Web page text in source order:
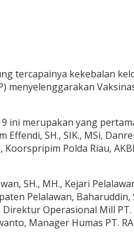
tercapainya kekebalan
menyelenggarakan
ini merupakan yang
SH., SIK., MSi,
Polda Riau,
SH., MH., Kejari
Pelalawan,
Operasional Mill
Manager Humas PT.